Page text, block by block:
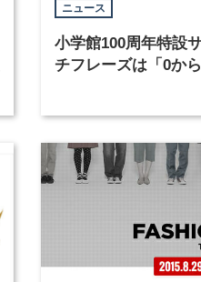
ニュース
小学館100周年特設
チフレーズは「0か